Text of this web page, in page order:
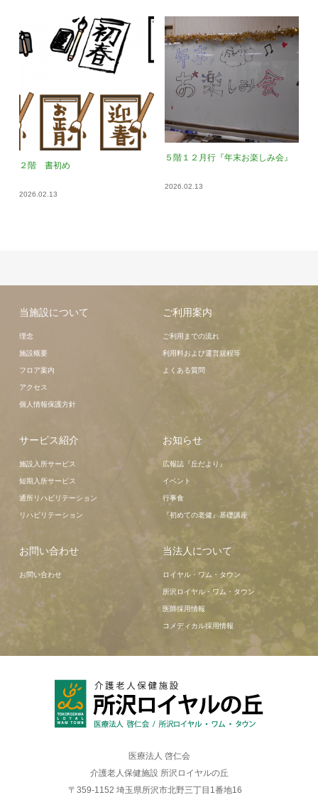
２階 書初め
2026.02.13
５階１２月行『年末お楽しみ会』
2026.02.13
当施設について
理念
施設概要
フロア案内
アクセス
個人情報保護方針
ご利用案内
ご利用までの流れ
利用料および運営規程等
よくある質問
サービス紹介
施設入所サービス
短期入所サービス
通所リハビリテーション
リハビリテーション
お知らせ
広報誌『丘だより』
イベント
行事食
『初めての老健』基礎講座
お問い合わせ
お問い合わせ
当法人について
ロイヤル・ワム・タウン
所沢ロイヤル・ワム・タウン
医師採用情報
コメディカル採用情報
医療法人 啓仁会
介護老人保健施設 所沢ロイヤルの丘
〒359-1152 埼玉県所沢市北野三丁目1番地16